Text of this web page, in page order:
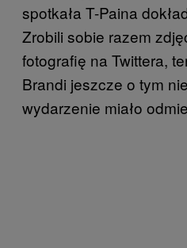
spotkała T-Paina
Zrobili sobie razem
fotografię na Twittera,
Brandi jeszcze o tym
wydarzenie miało